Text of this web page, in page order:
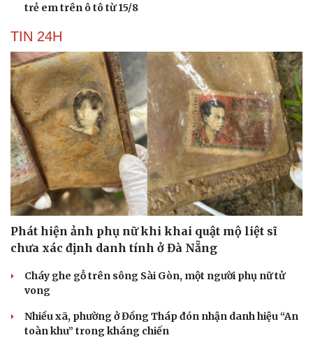
Cải chính
trẻ em trên ô tô từ 15/8
TIN 24H
Phát hiện ảnh phụ nữ khi khai quật mộ liệt sĩ
chưa xác định danh tính ở Đà Nẵng
Cháy ghe gỗ trên sông Sài Gòn, một người phụ nữ tử
vong
Nhiều xã, phường ở Đồng Tháp đón nhận danh hiệu “An
toàn khu” trong kháng chiến